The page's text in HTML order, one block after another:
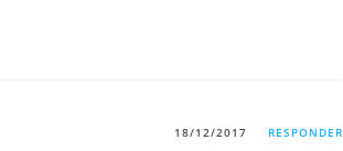
18/12/2017 RESPONDER